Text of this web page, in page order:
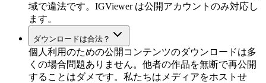
域で違法です。IGViewer は公開アカウントのみ対応し
ます。
ダウンロードは合法？
個人利用のための公開コンテンツのダウンロードは多
くの場合問題ありません。他者の作品を無断で再公開
することはダメです。私たちはメディアをホストせ